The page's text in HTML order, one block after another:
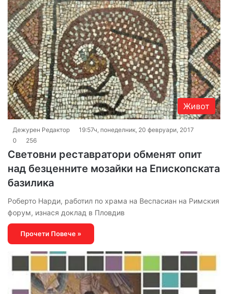
Живот
Дежурен Редактор
19:57ч, понеделник, 20 февруари, 2017
0
256
Световни реставратори обменят опит
над безценните мозайки на Епископската
базилика
Роберто Нарди, работил по храма на Веспасиан на Римския
форум, изнася доклад в Пловдив
Прочети Повече »